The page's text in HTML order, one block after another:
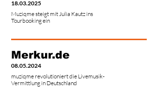
18.03.2025
Muziqme steigt mit Julia Kautz ins
Tourbooking ein
Merkur.de
08.05.2024
muziqme revolutioniert die Livemusik-
Vermittlung in Deutschland